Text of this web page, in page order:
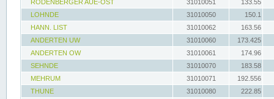
RODENBERGER AUE-OST
31010051
133.55
LOHNDE
31010050
150.1
HANN. LIST
31010062
163.56
ANDERTEN UW
31010060
173.425
ANDERTEN OW
31010061
174.96
SEHNDE
31010070
183.58
MEHRUM
31010071
192.556
THUNE
31010080
222.85